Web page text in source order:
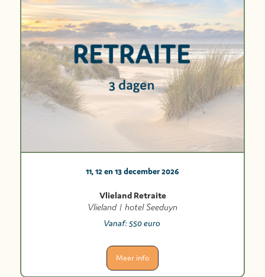
11, 12 en 13 december 2026
Vlieland Retraite
Vlieland | hotel Seeduyn
Vanaf: 550 euro
Meer info